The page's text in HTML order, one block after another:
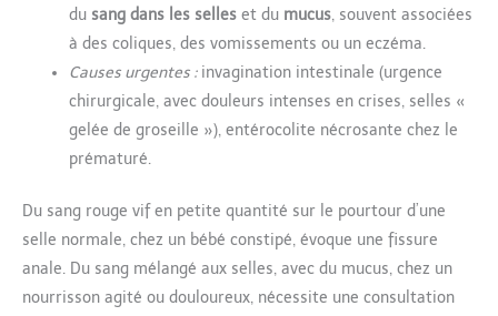
du sang dans les selles et du mucus, souvent associées
à des coliques, des vomissements ou un eczéma.
Causes urgentes :invagination intestinale (urgence
chirurgicale, avec douleurs intenses en crises, selles «
gelée de groseille »), entérocolite nécrosante chez le
prématuré.
Du sang rouge vif en petite quantité sur le pourtour d’une
selle normale, chez un bébé constipé, évoque une fissure
anale. Du sang mélangé aux selles, avec du mucus, chez un
nourrisson agité ou douloureux, nécessite une consultation